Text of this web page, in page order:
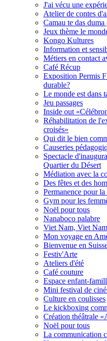
J'ai vécu une
Atelier de contes
Camau te das
Jeux thème le
Kongo Kultures
Information et
Métiers en contact
Café Récup
Exposition Permis
durable?
Le monde est dans
Jeu passages
Inside out
Réhabilitation de
croisés»
Qui dit le bien
Causeries
Spectacle
Quartier du Désert
Médiation avec la
Des fêtes et des
Permanence pour
Gym pour les
Noël pour tous
Nanaboco palabre
Viet Nam, Viet
Mon voyage en
Bienvenue en
Festiv'Arte
Ateliers d'été
Café couture
Espace enfant-
Mini festival de
Culture en coulisses
Le kickboxing
Création théâtrale
Noël pour tous
La communication